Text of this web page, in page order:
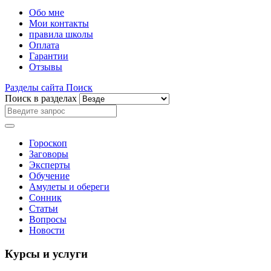
Обо мне
Мои контакты
правила школы
Оплата
Гарантии
Отзывы
Разделы сайта Поиск
Поиск в разделах
Гороскоп
Заговоры
Эксперты
Обучение
Амулеты и обереги
Сонник
Статьи
Вопросы
Новости
Курсы и услуги